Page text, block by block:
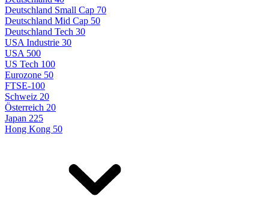
Deutschland Small Cap 70
Deutschland Mid Cap 50
Deutschland Tech 30
USA Industrie 30
USA 500
US Tech 100
Eurozone 50
FTSE-100
Schweiz 20
Österreich 20
Japan 225
Hong Kong 50